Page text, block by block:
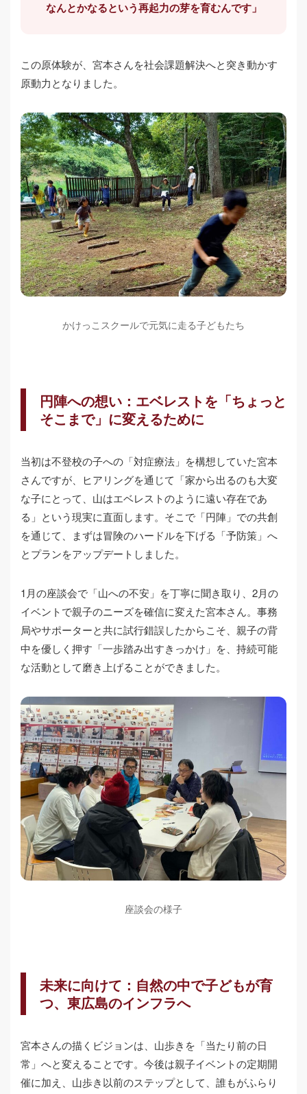
なんとかなるという再起力の芽を育むんです」
この原体験が、宮本さんを社会課題解決へと突き動かす
原動力となりました。
かけっこスクールで元気に走る子どもたち
円陣への想い：エベレストを「ちょっと
そこまで」に変えるために
当初は不登校の子への「対症療法」を構想していた宮本
さんですが、ヒアリングを通じて「家から出るのも大変
な子にとって、山はエベレストのように遠い存在であ
る」という現実に直面します。そこで「円陣」での共創
を通じて、まずは冒険のハードルを下げる「予防策」へ
とプランをアップデートしました。
1月の座談会で「山への不安」を丁寧に聞き取り、2月の
イベントで親子のニーズを確信に変えた宮本さん。事務
局やサポーターと共に試行錯誤したからこそ、親子の背
中を優しく押す「一歩踏み出すきっかけ」を、持続可能
な活動として磨き上げることができました。
座談会の様子
未来に向けて：自然の中で子どもが育
つ、東広島のインフラへ
宮本さんの描くビジョンは、山歩きを「当たり前の日
常」へと変えることです。今後は親子イベントの定期開
催に加え、山歩き以前のステップとして、誰もがふらり